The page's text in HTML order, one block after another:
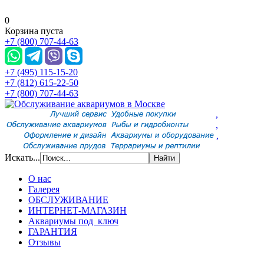
0
Корзина пуста
+7 (800) 707-44-63
+7 (495) 115-15-20
+7 (812) 615-22-50
+7 (800) 707-44-63
,
,
,
Искать...
О нас
Галерея
ОБСЛУЖИВАНИЕ
ИНТЕРНЕТ-МАГАЗИН
Аквариумы под ключ
ГАРАНТИЯ
Отзывы